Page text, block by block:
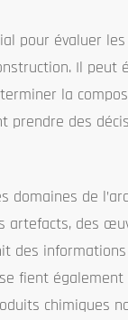
pour évaluer
Il
la
prendre des
de
des
fient
chimiques